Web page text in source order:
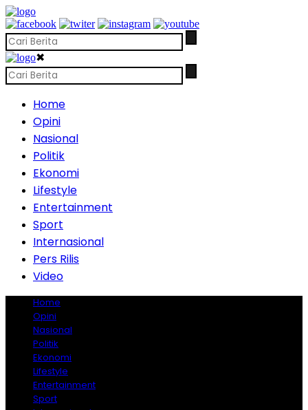
✖
Home
Opini
Nasional
Politik
Ekonomi
Lifestyle
Entertainment
Sport
Internasional
Pers Rilis
Video
Home
Opini
Nasional
Politik
Ekonomi
Lifestyle
Entertainment
Sport